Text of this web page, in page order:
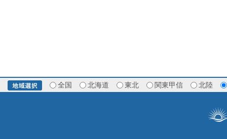
全国 北海道 東北 関東甲信 北陸